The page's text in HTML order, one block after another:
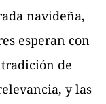
navideña,
esperan con
tradición de
y las